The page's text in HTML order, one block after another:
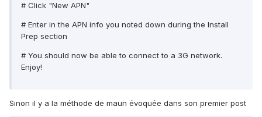
# Click "New APN"
# Enter in the APN info you noted down during the Install
Prep section
# You should now be able to connect to a 3G network.
Enjoy!
Sinon il y a la méthode de maun évoquée dans son premier post